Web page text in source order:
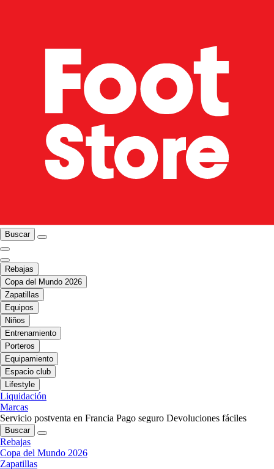
Buscar
Rebajas
Copa del Mundo 2026
Zapatillas
Equipos
Niños
Entrenamiento
Porteros
Equipamiento
Espacio club
Lifestyle
Liquidación
Marcas
Servicio postventa en Francia Pago seguro Devoluciones fáciles
Buscar
Rebajas
Copa del Mundo 2026
Zapatillas